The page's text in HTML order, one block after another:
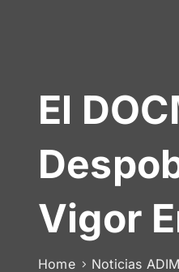
El
Vigor
Home Noticias